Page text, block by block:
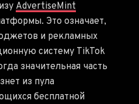
AdvertiseMint
Это означает,
и рекламных
систему TikTok
значительная часть
из пула
бесплатной